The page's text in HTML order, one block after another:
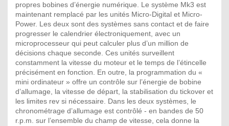
propres bobines d’énergie numérique. Le système Mk3 est
maintenant remplacé par les unités Micro-Digital et Micro-
Power. Les deux sont des systèmes sans contact et de faire
progresser le calendrier électroniquement, avec un
microprocesseur qui peut calculer plus d’un million de
décisions chaque seconde. Ces unités surveillent
constamment la vitesse du moteur et le temps de l’étincelle
précisément en fonction. En outre, la programmation du «
mini ordinateur » offre un contrôle sur l’énergie de bobine
d’allumage, la vitesse de départ, la stabilisation du tickover et
les limites rev si nécessaire. Dans les deux systèmes, le
chronométrage d’allumage est contrôlé - en bandes de 50
r.p.m. sur l’ensemble du champ de vitesse, cela donne la